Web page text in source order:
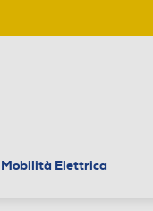
Mobilità Elettrica